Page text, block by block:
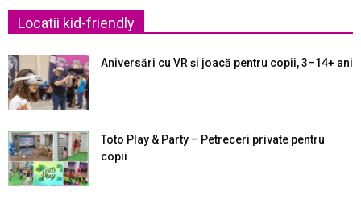
Locatii kid-friendly
Aniversări cu VR și joacă pentru copii, 3–14+ ani
Toto Play & Party – Petreceri private pentru
copii